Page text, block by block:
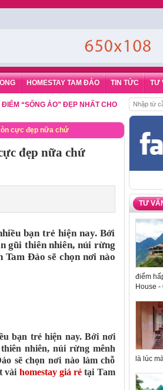
HOMESTAY TAM ĐẢO TIN TỨC TƯ
ĐẸP NHẤT CHO DU KHÁCH,ĐẶT PHÒNG
cực đẹp nữa chứ
đẹp nữa chứ
bạn trẻ hiện nay. Bởi
gũi thiên nhiên, núi rừng
Tam Đảo sẽ chọn nơi nào
bạn trẻ hiện nay. Bởi nơi
nhiên, núi rừng mênh
sẽ chọn nơi nào làm chỗ
vài homestay giá rẻ tại Tam
TƯ
điểm
House -
là lúc